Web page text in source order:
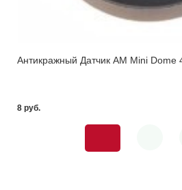
Антикражный Датчик AM Mini
8 pуб.